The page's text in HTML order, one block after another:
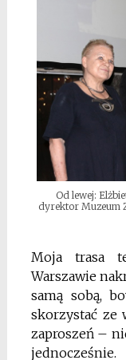
Od lewej:
dyrektor Muzeum
Moja trasa
Warszawie
samą sobą,
skorzystać ze
zaproszeń –